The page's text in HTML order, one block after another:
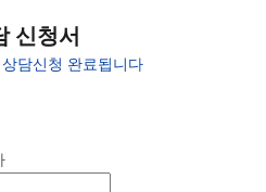
신청서
담신청 완료됩니다